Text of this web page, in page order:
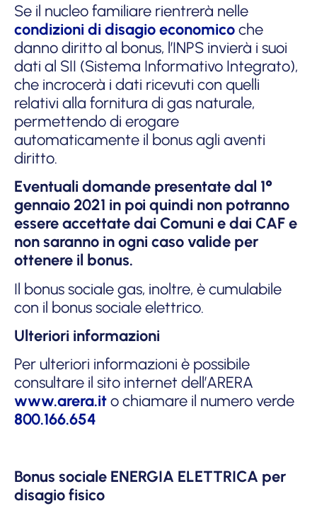
Se il nucleo familiare rientrerà nelle
condizioni di disagio economicoche
danno diritto al bonus, l’INPS invierà i suoi
dati al SII (Sistema Informativo Integrato),
che incrocerà i dati ricevuti con quelli
relativi alla fornitura di gas naturale,
permettendo di erogare
automaticamente il bonus agli aventi
diritto.
Eventuali domande presentate dal 1°
gennaio 2021 in poi quindi non potranno
essere accettate dai Comuni e dai CAF e
non saranno in ogni caso valide per
ottenere il bonus.
Il bonus sociale gas, inoltre, è cumulabile
con il bonus sociale elettrico.
Ulteriori informazioni
Per ulteriori informazioni è possibile
consultare il sito internet dell’ARERA
www.arera.ito chiamare il numero verde
800.166.654
Bonus sociale ENERGIA ELETTRICA per
disagio fisico